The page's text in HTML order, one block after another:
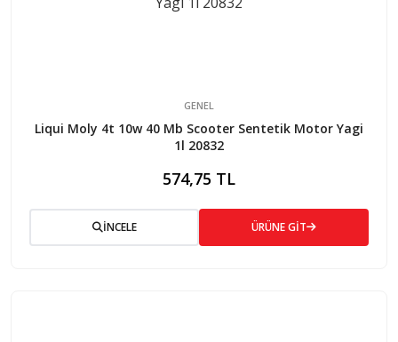
GENEL
Liqui Moly 4t 10w 40 Mb Scooter Sentetik Motor Yagi
1l 20832
574,75 TL
İNCELE ÜRÜNE GİT